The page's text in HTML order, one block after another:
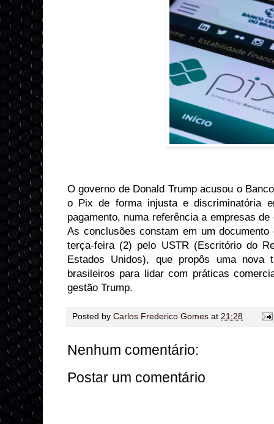
O governo de Donald Trump acusou o
o Pix de forma injusta e discriminatória
pagamento, numa referência a empresas
As conclusões constam em um documento
terça-feira (2) pelo USTR (Escritório do
Estados Unidos), que propôs uma nova
brasileiros para lidar com práticas
gestão Trump.
Posted by Carlos Frederico Gomes at 21:28
Nenhum comentário:
Postar um comentário